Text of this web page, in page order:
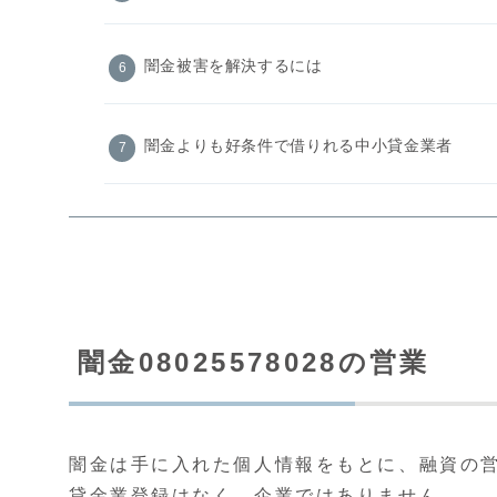
闇金被害を解決するには
闇金よりも好条件で借りれる中小貸金業者
闇金08025578028の営業
闇金は手に入れた個人情報をもとに、融資の